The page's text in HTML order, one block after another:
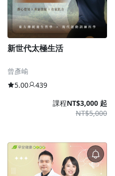
新世代太極生活
曾彥崳
5.00
439
課程
NT$5,000
NT$3,000 起